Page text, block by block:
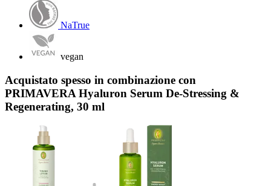
NaTrue
vegan
Acquistato spesso in combinazione con
PRIMAVERA Hyaluron Serum De-Stressing &
Regenerating, 30 ml